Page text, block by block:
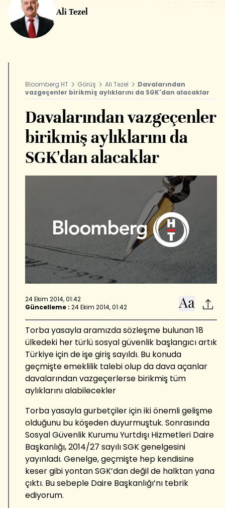
Ali Tezel
Bloomberg HT Görüş Ali Tezel
Davalarından
vazgeçenler birikmiş aylıklarını da SGK'dan alacaklar
Davalarından vazgeçenler
birikmiş aylıklarını da
SGK'dan alacaklar
24 Ekim 2014, 01:42
Güncelleme : 24 Ekim 2014, 01:42
Torba yasayla aramızda sözleşme bulunan 18
ülkedeki her türlü sosyal güvenlik başlangıcı artık
Türkiye için de işe giriş sayıldı. Bu konuda
geçmişte emeklilik talebi olup da dava açanlar
davalarından vazgeçerlerse birikmiş tüm
aylıklarını alabilecekler
Torba yasayla gurbetçiler için iki önemli gelişme
olduğunu bu köşeden duyurmuştuk. Sonrasında
Sosyal Güvenlik Kurumu Yurtdışı Hizmetleri Daire
Başkanlığı, 2014/27 sayılı SGK genelgesini
yayınladı. Genelge, geçmişte hep kendisine
keser gibi yontan SGK’dan değil de halktan yana
çıktı. Bu sebeple Daire Başkanlığı’nı tebrik
ediyorum.